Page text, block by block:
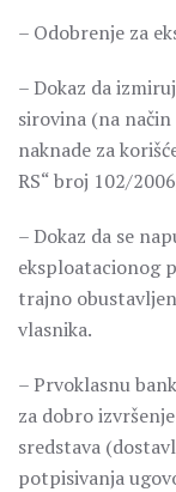
– Odobrenje za
– Dokaz da
sirovina (na
naknade za
RS“ broj 102/
– Dokaz da se
eksploatacionog
trajno
vlasnika.
– Prvoklasnu
za dobro
sredstava
potpisivanja